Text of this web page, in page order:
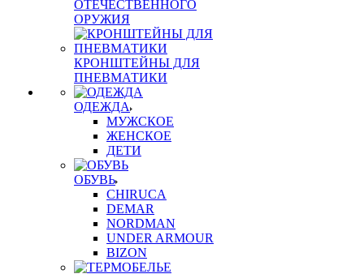
ОТЕЧЕСТВЕННОГО
ОРУЖИЯ
КРОНШТЕЙНЫ ДЛЯ
ПНЕВМАТИКИ
ОДЕЖДА
МУЖСКОЕ
ЖЕНСКОЕ
ДЕТИ
ОБУВЬ
CHIRUCA
DEMAR
NORDMAN
UNDER ARMOUR
BIZON